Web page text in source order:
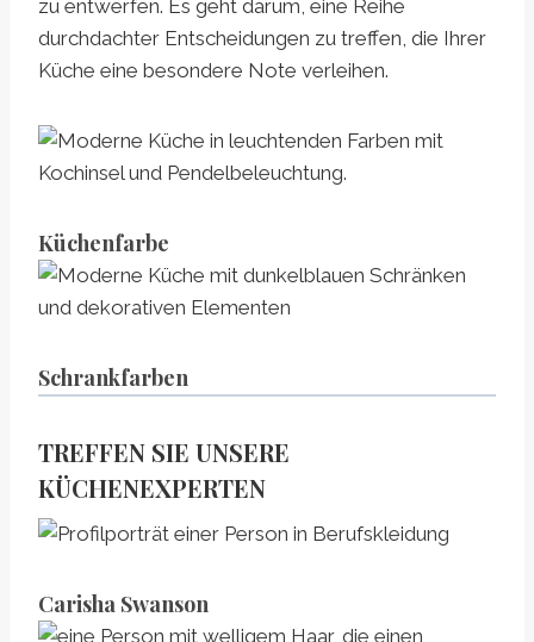
zu entwerfen. Es geht darum, eine Reihe
durchdachter Entscheidungen zu treffen, die Ihrer
Küche eine besondere Note verleihen.
Küchenfarbe
Schrankfarben
TREFFEN SIE UNSERE
KÜCHENEXPERTEN
Carisha Swanson